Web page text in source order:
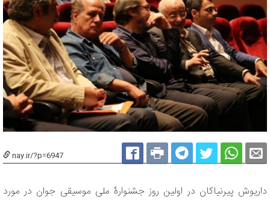
nay.ir/?p=6947
داریوش پیرنیاکان در اولین روز جشنوارۀ ملی موسیقی جوان در مورد